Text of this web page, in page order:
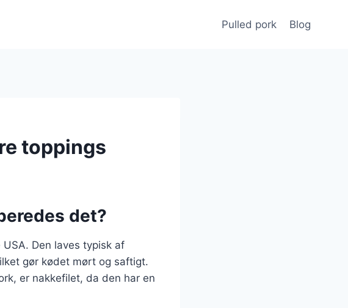
Pulled pork Blog
toppings
det?
Den laves typisk af
gør kødet mørt og saftigt.
er nakkefilet, da den har en